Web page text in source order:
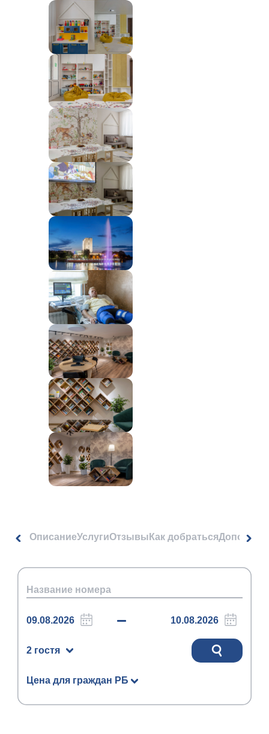
ОписаниеУслугиОтзывы Как добраться
2 гостя
Цена для граждан РБ